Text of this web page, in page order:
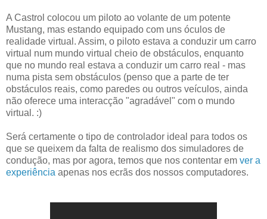
A Castrol colocou um piloto ao volante de um potente
Mustang, mas estando equipado com uns óculos de
realidade virtual. Assim, o piloto estava a conduzir um carro
virtual num mundo virtual cheio de obstáculos, enquanto
que no mundo real estava a conduzir um carro real - mas
numa pista sem obstáculos (penso que a parte de ter
obstáculos reais, como paredes ou outros veículos, ainda
não oferece uma interacção "agradável" com o mundo
virtual. :)
Será certamente o tipo de controlador ideal para todos os
que se queixem da falta de realismo dos simuladores de
condução, mas por agora, temos que nos contentar em ver a
experiência apenas nos ecrãs dos nossos computadores.